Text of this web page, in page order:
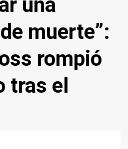
muerte”:
rompió
tras el